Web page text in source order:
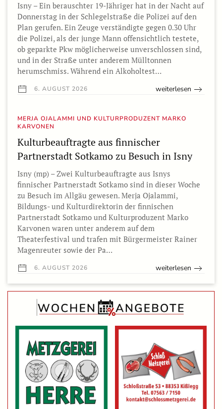
Isny – Ein berauschter 19-Jähriger hat in der Nacht auf
Donnerstag in der Schlegelstraße die Polizei auf den
Plan gerufen. Ein Zeuge verständigte gegen 0.30 Uhr
die Polizei, als der junge Mann offensichtlich testete,
ob geparkte Pkw möglicherweise unverschlossen sind,
und in der Straße unter anderem Mülltonnen
herumschmiss. Während ein Alkoholtest…
6. AUGUST 2026 weiterlesen
MERJA OJALAMMI UND KULTURPRODUZENT MARKO
KARVONEN
Kulturbeauftragte aus finnischer
Partnerstadt Sotkamo zu Besuch in Isny
Isny (mp) – Zwei Kulturbeauftragte aus Isnys
finnischer Partnerstadt Sotkamo sind in dieser Woche
zu Besuch im Allgäu gewesen. Merja Ojalammi,
Bildungs- und Kulturdirektorin der finnischen
Partnerstadt Sotkamo und Kulturproduzent Marko
Karvonen waren unter anderem auf dem
Theaterfestival und trafen mit Bürgermeister Rainer
Magenreuter sowie der Pa…
6. AUGUST 2026 weiterlesen